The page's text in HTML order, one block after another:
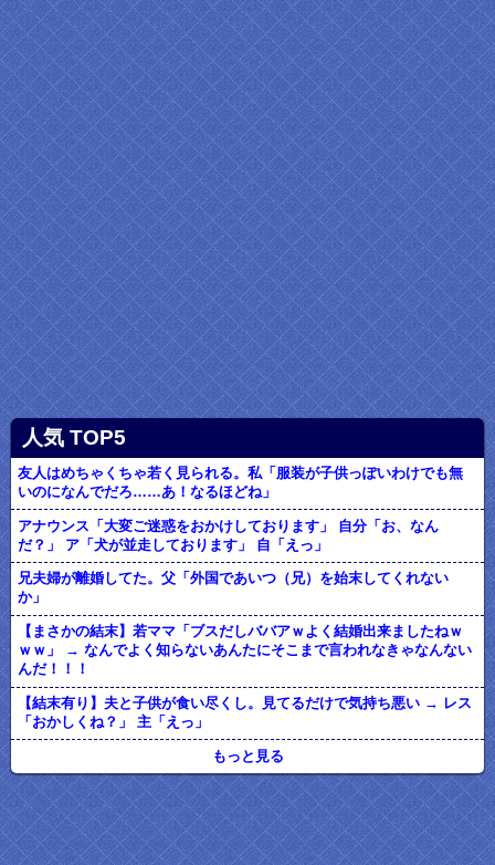
人気 TOP5
友人はめちゃくちゃ若く見られる。私「服装が子供っぽいわけでも無
いのになんでだろ……あ！なるほどね」
アナウンス「大変ご迷惑をおかけしております」 自分「お、なん
だ？」 ア「犬が並走しております」 自「えっ」
兄夫婦が離婚してた。父「外国であいつ（兄）を始末してくれない
か」
【まさかの結末】若ママ「ブスだしババアｗよく結婚出来ましたねｗ
ｗｗ」 → なんでよく知らないあんたにそこまで言われなきゃなんない
んだ！！！
【結末有り】夫と子供が食い尽くし。見てるだけで気持ち悪い → レス
「おかしくね？」 主「えっ」
もっと見る